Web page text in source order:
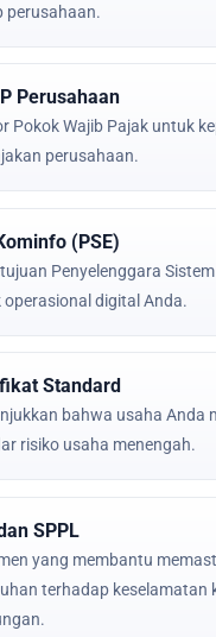
perusahaan.
Perusahaan
Pokok Wajib Pajak untuk
perusahaan.
(PSE)
Penyelenggara
operasional digital Anda.
Standard
bahwa usaha Anda
risiko usaha menengah.
SPPL
yang membantu
terhadap keselamatan